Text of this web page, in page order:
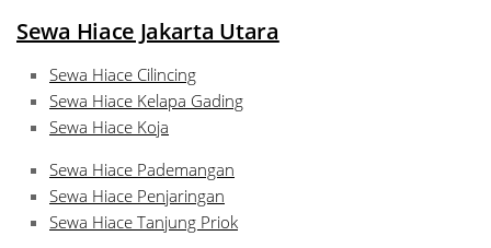
Sewa Hiace Jakarta Utara
Sewa Hiace Cilincing
Sewa Hiace Kelapa Gading
Sewa Hiace Koja
Sewa Hiace Pademangan
Sewa Hiace Penjaringan
Sewa Hiace Tanjung Priok